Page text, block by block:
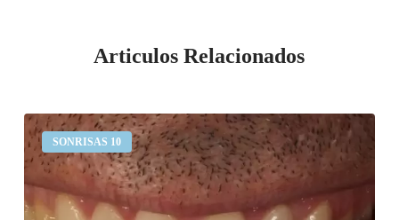
Articulos Relacionados
SONRISAS 10
Desgaste
dental